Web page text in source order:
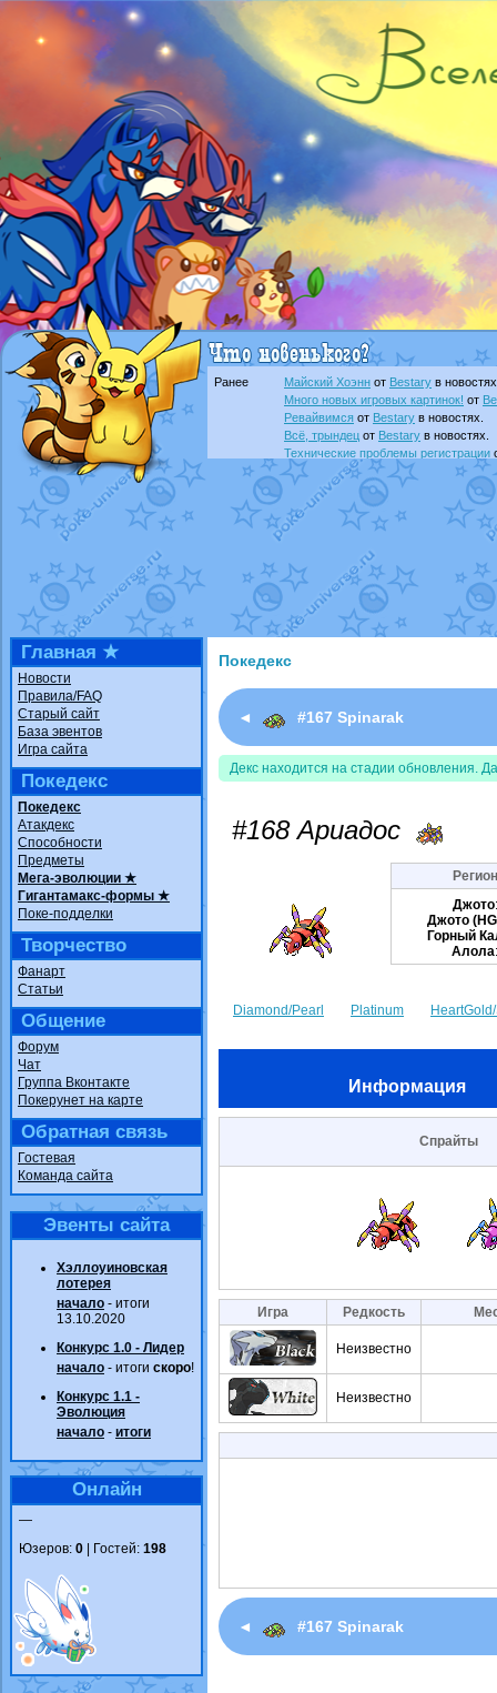
Ранее Майский Хоэнн от Bestary в
Много новых игровых картинок! от
Ревайвимся от Bestary в новостях.
Всё, трындец от Bestary в новостях.
Технические проблемы регистрации
доброе утро славянеот Dakkuв
Йолда и Мимикьюот MavisNyanCat
Недовольный котомангуст
от
The Dark Wishmakerот Randomon в
в
ilovearceus
Raging Boltот GraceDaFox
в
Shadow mismagius от
в
художник
от vicavica в фанарте.
Главная ★
Новости
Правила/FAQ
Старый сайт
База эвентов
Игра сайта
Покедекс
Покедекс
Атакдекс
Способности
Предметы
Мега-эволюции ★
Гигантамакс-формы ★
Поке-подделки
Творчество
Фанарт
Статьи
Общение
Форум
Чат
Группа Вконтакте
Покерунет на карте
Обратная связь
Гостевая
Команда сайта
Эвенты сайта
Хэллоуиновская
лотерея
начало - итоги
13.10.2020
Конкурс 1.0 - Лидер
начало - итоги скоро!
Конкурс 1.1 -
Эволюция
начало - итоги
Онлайн
—
Юзеров: 0 | Гостей: 198
Покедекс
◄ #167 Spinarak
Декс находится на стадии обновления.
#168 Ариадос
Джото
Джото
Горный
Алола
Diamond/Pearl Platinum
Информация
Спрайты
Игра Редкость
Неизвестно
Неизвестно
◄ #167 Spinarak